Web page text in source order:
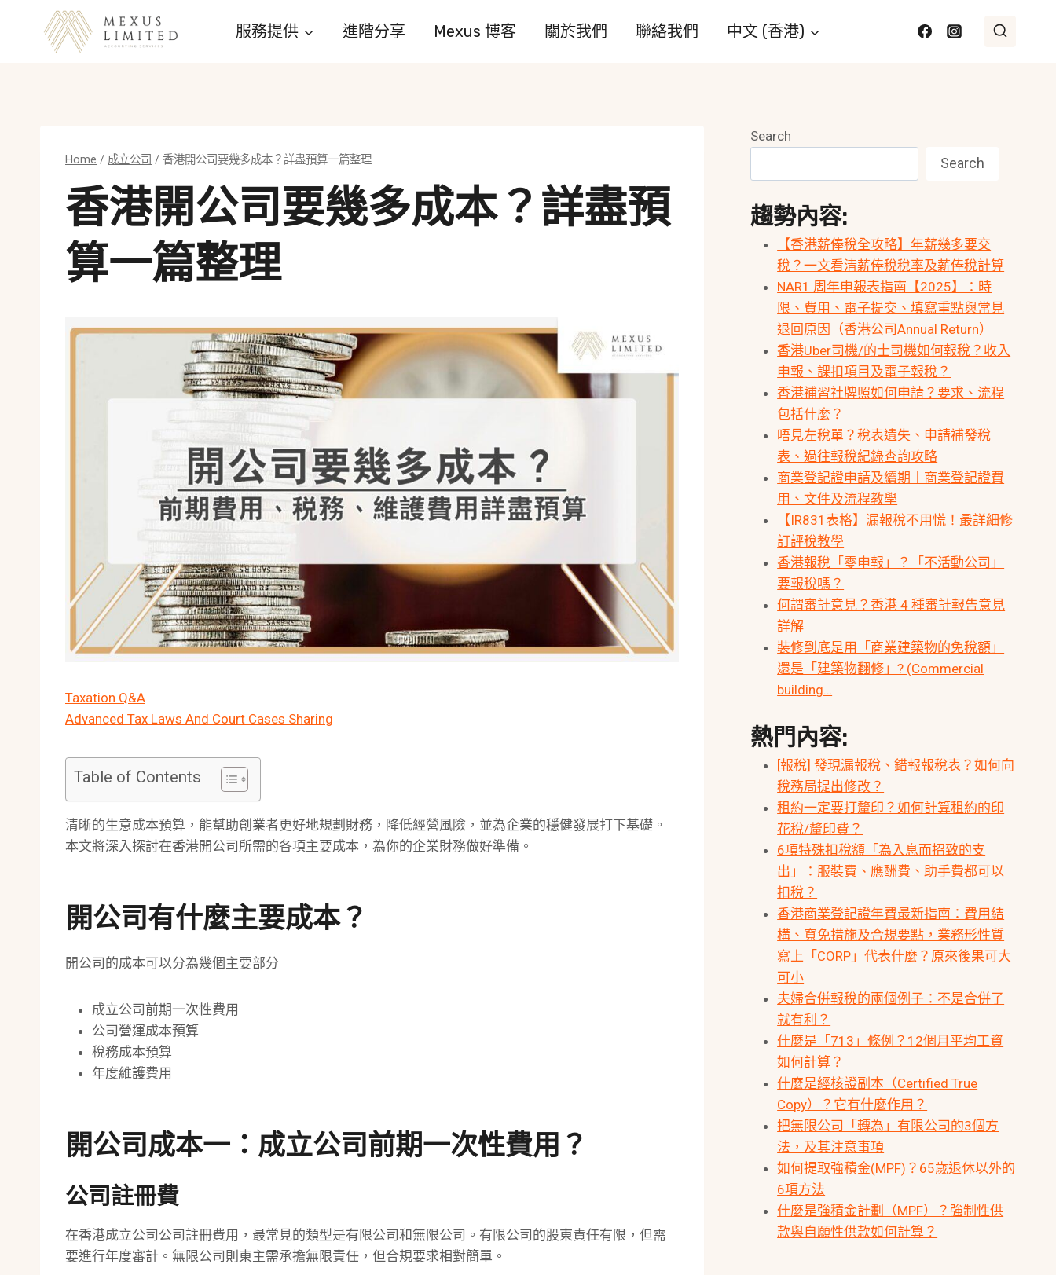
服務提供 進階分享 Mexus 博客 關於我們 聯絡我們 中文 (香港)
Home / 成立公司 / 香港開公司要幾多成本？詳盡預算一篇整理
香港開公司要幾多成本？詳盡預
算一篇整理
Taxation Q&A
Advanced Tax Laws And Court Cases Sharing
Table of Contents
清晰的生意成本預算，能幫助創業者更好地規劃財務，降低經營風險，並為企業的穩健發展打下基礎。
本文將深入探討在香港開公司所需的各項主要成本，為你的企業財務做好準備。
開公司有什麼主要成本？
開公司的成本可以分為幾個主要部分
成立公司前期一次性費用
公司營運成本預算
稅務成本預算
年度維護費用
開公司成本一：成立公司前期一次性費用？
公司註冊費
在香港成立公司公司註冊費用，最常見的類型是有限公司和無限公司。有限公司的股東責任有限，但需
要進行年度審計。無限公司則東主需承擔無限責任，但合規要求相對簡單。
Search
Search
趨勢內容:
【香港薪俸稅全攻略】年薪幾多要交
稅？一文看清薪俸稅稅率及薪俸稅計算
NAR1 周年申報表指南【2025】：時
限、費用、電子提交、填寫重點與常見
退回原因（香港公司Annual Return）
香港Uber司機/的士司機如何報稅？收入
申報、課扣項目及電子報稅？
香港補習社牌照如何申請？要求、流程
包括什麼？
唔見左稅單？稅表遺失、申請補發稅
表、過往報稅紀錄查詢攻略
商業登記證申請及續期｜商業登記證費
用、文件及流程教學
【IR831表格】漏報稅不用慌！最詳細修
訂評稅教學
香港報稅「零申報」？「不活動公司」
要報稅嗎？
何謂審計意見？香港 4 種審計報告意見
詳解
裝修到底是用「商業建築物的免稅額」
還是「建築物翻修」? (Commercial
building…
熱門內容:
[報稅] 發現漏報稅、錯報報稅表？如何向
稅務局提出修改？
租約一定要打釐印？如何計算租約的印
花稅/釐印費？
6項特殊扣稅額「為入息而招致的支
出」：服裝費、應酬費、助手費都可以
扣稅？
香港商業登記證年費最新指南：費用結
構、寬免措施及合規要點，業務形性質
寫上「CORP」代表什麼？原來後果可大
可小
夫婦合併報稅的兩個例子：不是合併了
就有利？
什麼是「713」條例？12個月平均工資
如何計算？
什麼是經核證副本（Certified True
Copy）？它有什麼作用？
把無限公司「轉為」有限公司的3個方
法，及其注意事項
如何提取強積金(MPF)？65歲退休以外的
6項方法
什麼是強積金計劃（MPF）？強制性供
款與自願性供款如何計算？